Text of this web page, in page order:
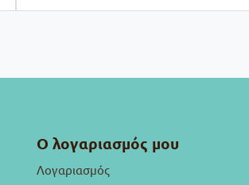
Ο λογαριασμός μου
Λογαριασμός